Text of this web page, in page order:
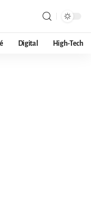
Digital High-Tech